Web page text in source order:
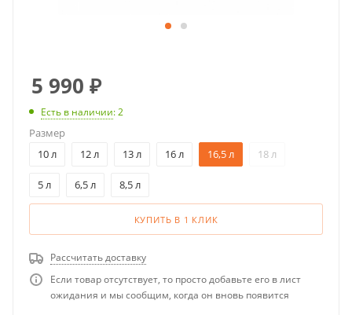
5 990 ₽
Есть в наличии: 2
Размер
10 л
12 л 13 л 16 л 16,5 л 18 л
5 л 6,5 л 8,5 л
КУПИТЬ В 1 КЛИК
Рассчитать доставку
Если товар отсутствует, то просто добавьте его в лист
ожидания и мы сообщим, когда он вновь появится